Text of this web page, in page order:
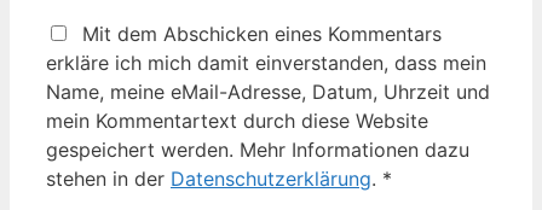
Mit dem Abschicken eines Kommentars
erkläre ich mich damit einverstanden, dass mein
Name, meine eMail-Adresse, Datum, Uhrzeit und
mein Kommentartext durch diese Website
gespeichert werden. Mehr Informationen dazu
stehen in der Datenschutzerklärung. *